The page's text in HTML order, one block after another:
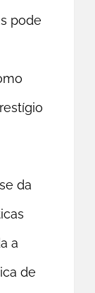
pode
da
a
de